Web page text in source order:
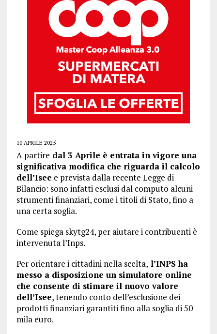
10 APRILE 2025
A partire dal 3 Aprile è entrata in vigore una
significativa modifica che riguarda il calcolo
dell’Isee e prevista dalla recente Legge di
Bilancio: sono infatti esclusi dal computo alcuni
strumenti finanziari, come i titoli di Stato, fino a
una certa soglia.
Come spiega skytg24, per aiutare i contribuenti è
intervenuta l’Inps.
Per orientare i cittadini nella scelta, l’INPS ha
messo a disposizione un simulatore online
che consente di stimare il nuovo valore
dell’Isee, tenendo conto dell’esclusione dei
prodotti finanziari garantiti fino alla soglia di 50
mila euro.